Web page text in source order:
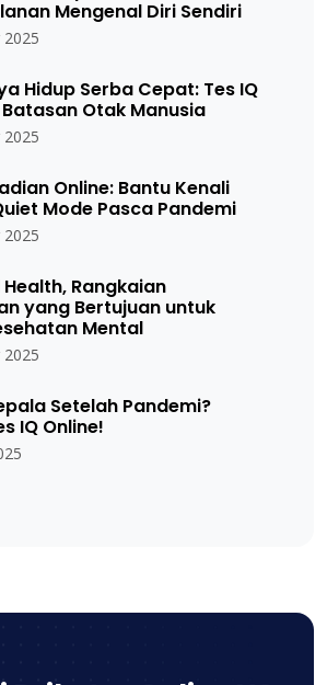
Mengenal Diri Sendiri
Hidup Serba Cepat: Tes IQ
Otak Manusia
Online: Bantu Kenali
Mode Pasca Pandemi
Rangkaian
yang Bertujuan untuk
Mental
Setelah Pandemi?
IQ Online!